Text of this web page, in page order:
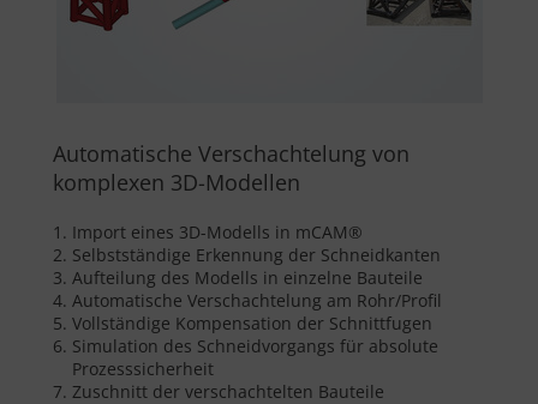
Automatische Verschachtelung von
komplexen 3D-Modellen
1. Import eines 3D-Modells in mCAM®
2. Selbstständige Erkennung der Schneidkanten
3. Aufteilung des Modells in einzelne Bauteile
4. Automatische Verschachtelung am Rohr/Profil
5. Vollständige Kompensation der Schnittfugen
6. Simulation des Schneidvorgangs für absolute
Prozesssicherheit
7. Zuschnitt der verschachtelten Bauteile